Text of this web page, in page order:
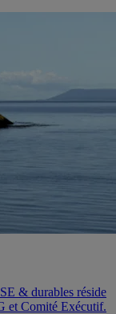
& durables réside
et Comité Exécutif.